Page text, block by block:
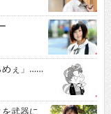
めぇ」……
武器に